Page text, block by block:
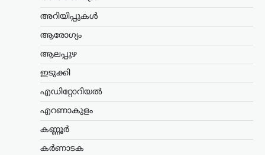
അറിയിപ്പുകൾ
ആരോഗ്യം
ആലപ്പുഴ
ഇടുക്കി
എഡിറ്റോറിയൽ
എറണാകുളം
കണ്ണൂർ
കർണാടക
പങ്കെടുത്ത ഉഗാണ്ടൻ ബോക്സിംഗ്
ടീമിലെ നാല് അംഗങ്ങളെ
കാണാതായതായി റിപ്പോർട്ട്.
അന്വേഷണം ആരംഭിച്ചതായി അറിയിച്ചു.
കേരളം,തിരുവനന്തപുരം,ലേറ്റസ്റ്റ് ന്യൂസ്
ക്ഷേമപെൻഷൻ
വിതരണത്തിൽ മാറ്റം;
ഒഴിവാക്കി; ഇനി തുക